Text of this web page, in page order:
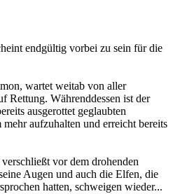
endgültig vorbei zu sein für die
wartet weitab von aller
Rettung. Währenddessen ist der
ausgerottet geglaubten
aufzuhalten und erreicht bereits
vor dem drohenden
Augen und auch die Elfen, die
hatten, schweigen wieder...